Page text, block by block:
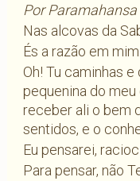
Por
Nas alcovas da
És a razão em mim.
Oh! Tu caminhas
pequenina do
receber ali o bem
sentidos, e o
Eu pensarei,
Para pensar, não